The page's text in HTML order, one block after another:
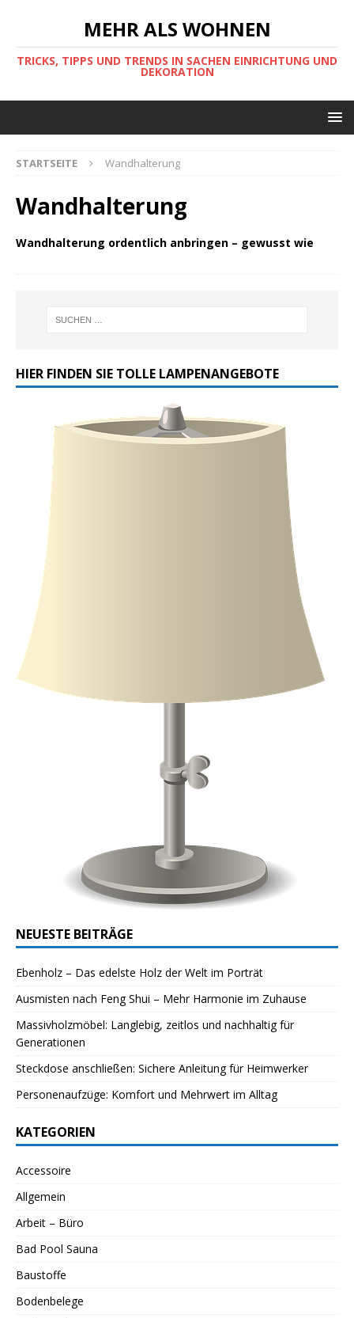
MEHR ALS WOHNEN
TRICKS, TIPPS UND TRENDS IN SACHEN EINRICHTUNG UND
DEKORATION
STARTSEITE Wandhalterung
Wandhalterung
Wandhalterung ordentlich anbringen – gewusst wie
HIER FINDEN SIE TOLLE LAMPENANGEBOTE
NEUESTE BEITRÄGE
Ebenholz – Das edelste Holz der Welt im Porträt
Ausmisten nach Feng Shui – Mehr Harmonie im Zuhause
Massivholzmöbel: Langlebig, zeitlos und nachhaltig für
Generationen
Steckdose anschließen: Sichere Anleitung für Heimwerker
Personenaufzüge: Komfort und Mehrwert im Alltag
KATEGORIEN
Accessoire
Allgemein
Arbeit – Büro
Bad Pool Sauna
Baustoffe
Bodenbelege